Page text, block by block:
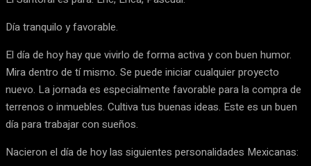
Día tranquilo y favorable.
El día de hoy hay que vivirlo de forma activa y con buen humor.
Mira dentro de tí mismo. Se puede iniciar cualquier proyecto
nuevo. La jornada es especialmente favorable para la compra de
terrenos o inmuebles. Cultiva tus buenas ideas. Este es un buen
día para trabajar con sueños.
Nacieron el día de hoy las siguientes personalidades Mexicanas: